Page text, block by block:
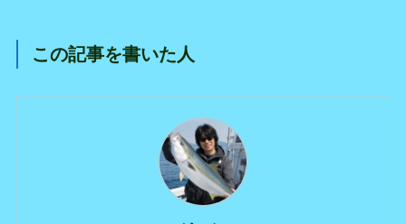
この記事を書いた人